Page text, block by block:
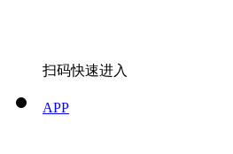
扫码快速进入
APP